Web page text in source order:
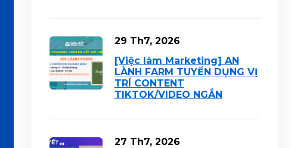
29 Th7, 2026
[Việc làm Marketing] AN
LÀNH FARM TUYỂN DỤNG VỊ
TRÍ CONTENT
TIKTOK/VIDEO NGẮN
27 Th7, 2026